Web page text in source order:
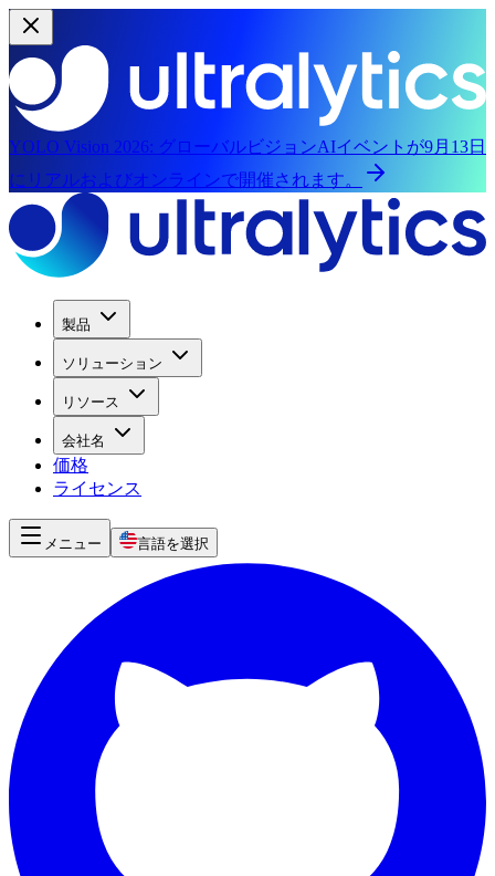
YOLO Vision 2026: グローバルビジョンAIイベントが9月13日
にリアルおよびオンラインで開催されます。
製品
ソリューション
リソース
会社名
価格
ライセンス
メニュー 言語を選択